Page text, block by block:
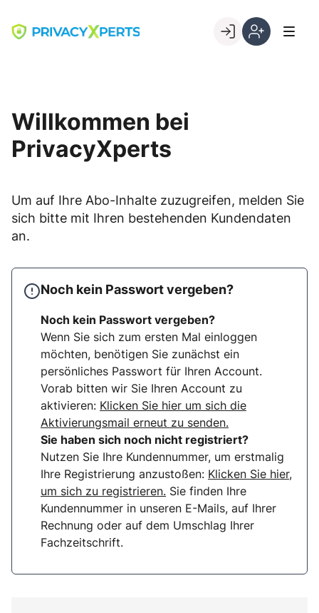
content
Go to landing page.
Willkommen bei
PrivacyXperts
Um auf Ihre Abo-Inhalte zuzugreifen, melden Sie
sich bitte mit Ihren bestehenden Kundendaten
an.
Noch kein Passwort vergeben?
Noch kein Passwort vergeben?
Wenn Sie sich zum ersten Mal einloggen
möchten, benötigen Sie zunächst ein
persönliches Passwort für Ihren Account.
Vorab bitten wir Sie Ihren Account zu
aktivieren: Klicken Sie hier um sich die
Aktivierungsmail erneut zu senden.
Sie haben sich noch nicht registriert?
Nutzen Sie Ihre Kundennummer, um erstmalig
Ihre Registrierung anzustoßen: Klicken Sie hier,
um sich zu registrieren. Sie finden Ihre
Kundennummer in unseren E-Mails, auf Ihrer
Rechnung oder auf dem Umschlag Ihrer
Fachzeitschrift.